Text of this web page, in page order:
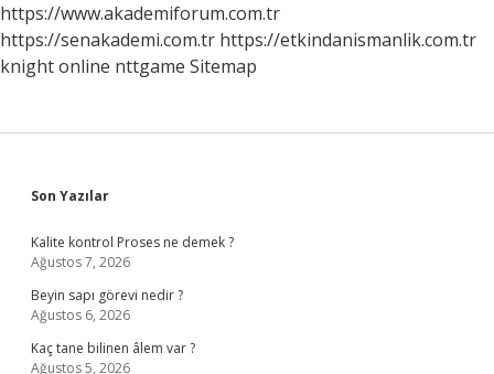
https://www.akademiforum.com.tr
https://senakademi.com.tr https://etkindanismanlik.com.tr
knight online nttgame Sitemap
Sidebar
Son Yazılar
Kalite kontrol Proses ne demek ?
Ağustos 7, 2026
Beyin sapı görevi nedir ?
Ağustos 6, 2026
Kaç tane bilinen âlem var ?
Ağustos 5, 2026